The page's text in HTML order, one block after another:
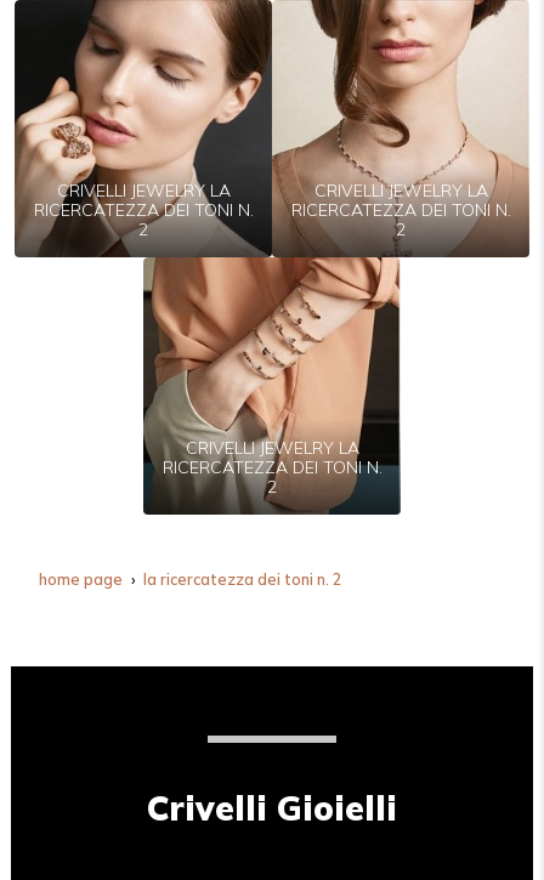
CRIVELLI JEWELRY LA
RICERCATEZZA DEI TONI N.
2
CRIVELLI JEWELRY LA
RICERCATEZZA DEI TONI N.
2
CRIVELLI JEWELRY LA
RICERCATEZZA DEI TONI N.
2
home page la ricercatezza dei toni n. 2
Crivelli Gioielli